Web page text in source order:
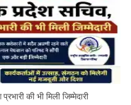
की भी मिली जिम्मेदारी